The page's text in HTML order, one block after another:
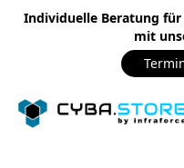
Individuelle Beratung für
mit